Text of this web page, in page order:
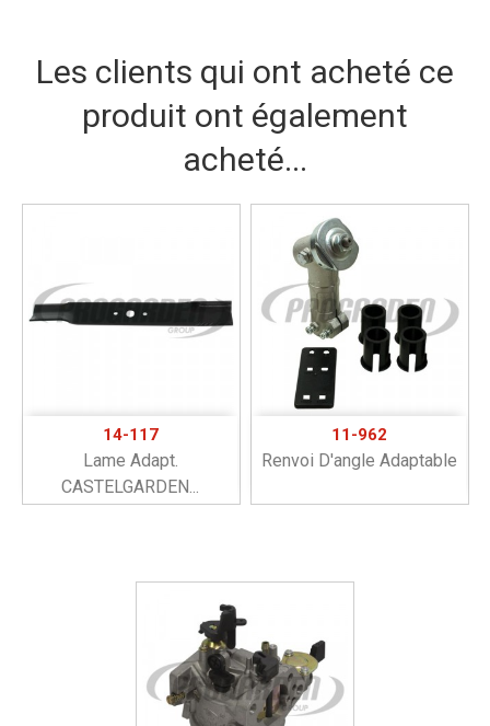
Les clients qui ont acheté ce
produit ont également
acheté...
14-117
Lame Adapt.
CASTELGARDEN...
11-962
Renvoi D'angle Adaptable